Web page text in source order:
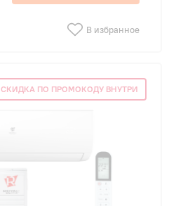
В избранное
СКИДКА ПО ПРОМОКОДУ ВНУТРИ